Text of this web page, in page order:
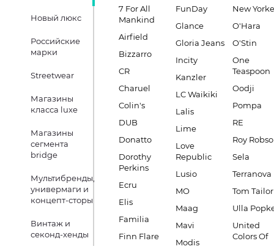
Новый люкс
Российские
марки
Streetwear
Магазины
класса luxe
Магазины
сегмента
bridge
Мультибренды,
универмаги и
концепт-сторы
Винтаж и
секонд-хенды
7 For All
Mankind
Airfield
Bizzarro
CR
Charuel
Colin's
DUB
Donatto
Dorothy
Perkins
Ecru
Elis
Familia
Finn Flare
FunDay
Glance
Gloria Jeans
Incity
Kanzler
LC Waikiki
Lalis
Lime
Love
Republic
Lusio
MO
Maag
Mavi
Modis
New
O'Hara
O'Stin
One
Teaspoon
Oodji
Pompa
RE
Roy
Sela
Terranova
Tom Tailor
Ulla
United
Colors Of